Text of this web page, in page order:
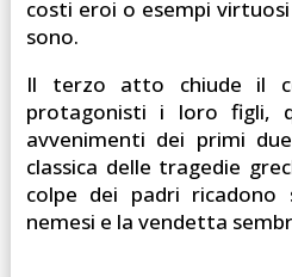
costi eroi o esempi
sono.
Il terzo atto chiude il
protagonisti i loro figli,
avvenimenti dei primi
classica delle tragedie
colpe dei padri
nemesi e la vendetta